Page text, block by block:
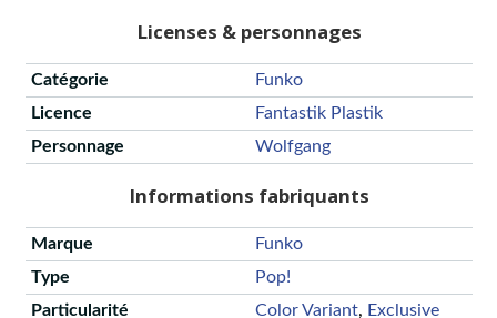
Licenses & personnages
Catégorie
Funko
Licence
Fantastik Plastik
Personnage
Wolfgang
Informations fabriquants
Marque
Funko
Type
Pop!
Particularité
Color Variant, Exclusive